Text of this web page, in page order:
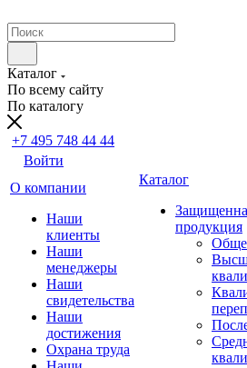
Каталог
По всему сайту
По каталогу
+7 495 748 44 44
Войти
О компании
Наши
клиенты
Наши
менеджеры
Наши
свидетельства
Наши
достижения
Охрана труда
Каталог
продукция